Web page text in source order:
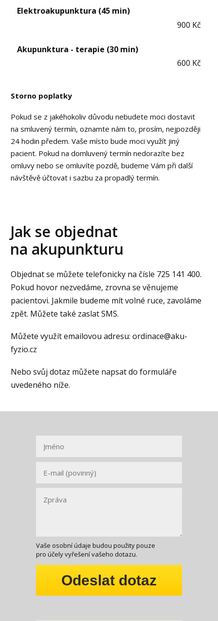
Elektroakupunktura (45 min)
900 Kč
Akupunktura - terapie (30 min)
600 Kč
Storno poplatky
Pokud se z jakéhokoliv důvodu nebudete moci dostavit
na smluvený termín, oznamte nám to, prosím, nejpozději
24 hodin předem. Vaše místo bude moci využít jiný
pacient. Pokud na domluvený termín nedorazíte bez
omluvy nebo se omluvíte pozdě, budeme Vám při další
návštěvě účtovat i sazbu za propadlý termín.
Jak se objednat
na akupunkturu
Objednat se můžete telefonicky na čísle 725 141 400.
Pokud hovor nezvedáme, zrovna se věnujeme
pacientovi. Jakmile budeme mít volné ruce, zavoláme
zpět. Můžete také zaslat SMS.
Můžete využít emailovou adresu: ordinace@aku-
fyzio.cz
Nebo svůj dotaz můžete napsat do formuláře
uvedeného níže.
Vaše osobní údaje budou použity pouze
pro účely vyřešení vašeho dotazu.
Odeslat dotaz